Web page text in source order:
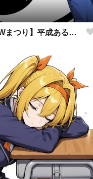
【#AI春のGWまつり】平成あるある